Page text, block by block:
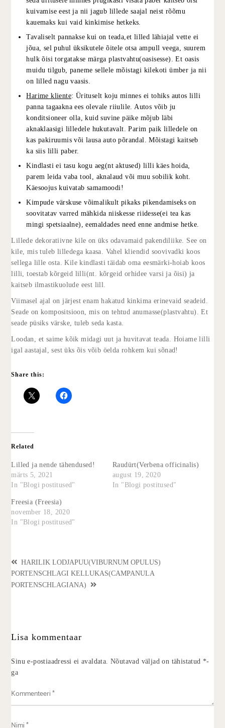
kuivamise eest ja nii jagub lillede saajal neist rõõmu
kauemaks kui vaid kinkimise hetkeks.
Tavaliselt pannakse kui on teada,et lilled lähiajal vette ei
jõua, sel puhul üksikutele õitele otsa ampull veega, suurem
hulk õisi torgatakse märga plastvahtu(oasisesse). Et oasis
muidu tilgub, paneme sellele mõistagi kilekoti ümber ja nii
on lilled nagu vaasis.
Harime kliente: Ürituselt koju minnes ei tohiks autos lilli
panna tagaakna ees olevale riiulile. Autos võib ju
konditsioneer olla, kuid suvine päike mõjub läbi
aknaklaasigi lilledele hukutavalt. Parim paik lilledele on
kas pakiruumis või lausa auto põrandal. Mõistagi kaitseb
ka siis lilli paber.
Kindlasti ei tasu kogu aeg(nt aktused) lilli käes hoida,
parem leida vaba tool, aknalaud või muu sobilik koht.
Käesoojus kuivatab samamoodi!
Kimpude värskuse võimalikult pikaks pikendamiseks on
soovitatav varred mähkida niiskesse riidesse(ei tea kas
mingi spetsiaalne), eemaldades need enne andmise hetke.
Lillede dekoratiivne kile on üks odavamaid pakendiliike. See on
kile, mis tuleb lilledega kaasa. Vahel kliendid soovivadki koos
sellega lille osta. Kile kindlasti täidab oma eesmärki-hoiab koos
lilli, toestab kõrgeid lilli(nt. kõrgeid orhidee varsi ja õisi) ja
kaitseb ilmastikuolude eest lill.
Viimasel ajal on järjest enam hakatud kinkima erinevaid seadeid.
Seade on kompositsioon, mis on tehtud anumasse(plastvahtu). Et
seade püsiks värske, tuleb seda kasta.
Loodan, et saime kõik midagi uut ja huvitavat teada. Hoiame lilli
igal aastajal, sest üks õis võib öelda rohkem kui sõnad!
Share this:
Related
Lilled ja nende tähendused!
märts 5, 2021
In "Blogi postitused"
Raudürt(Verbena officinalis)
august 19, 2020
In "Blogi postitused"
Freesia (Freesia)
november 18, 2020
In "Blogi postitused"
HARILIK LODJAPUU(VIBURNUM OPULUS)
PORTENSCHLAGI KELLUKAS(CAMPANULA
PORTENSCHLAGIANA)
Lisa kommentaar
Sinu e-postiaadressi ei avaldata. Nõutavad väljad on tähistatud *-
ga